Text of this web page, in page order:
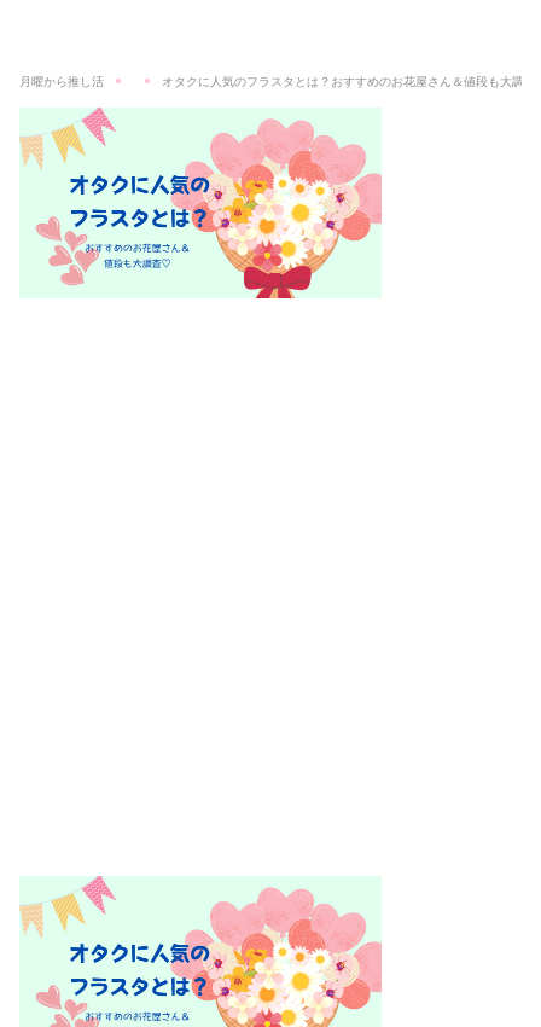
月曜から推し活 オタクに人気のフラスタとは？おすすめのお花屋さん＆値段も大調